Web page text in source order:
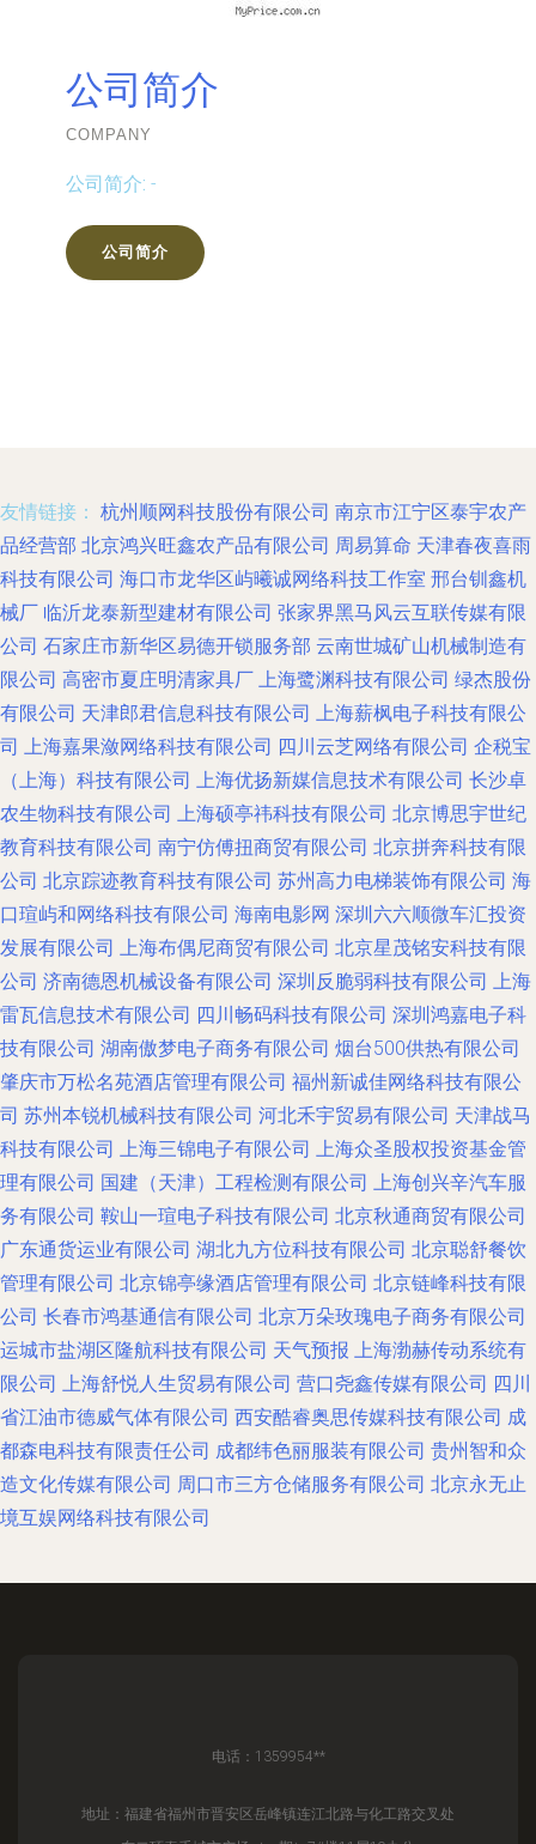
公司简介
COMPANY
公司简介: -
公司简介
友情链接： 杭州顺网科技股份有限公司 南京市江宁区泰宇农产
品经营部 北京鸿兴旺鑫农产品有限公司 周易算命 天津春夜喜雨
科技有限公司 海口市龙华区屿曦诚网络科技工作室 邢台钏鑫机
械厂 临沂龙泰新型建材有限公司 张家界黑马风云互联传媒有限
公司 石家庄市新华区易德开锁服务部 云南世城矿山机械制造有
限公司 高密市夏庄明清家具厂 上海鹭渊科技有限公司 绿杰股份
有限公司 天津郎君信息科技有限公司 上海薪枫电子科技有限公
司 上海嘉果潋网络科技有限公司 四川云芝网络有限公司 企税宝
（上海）科技有限公司 上海优扬新媒信息技术有限公司 长沙卓
农生物科技有限公司 上海硕亭祎科技有限公司 北京博思宇世纪
教育科技有限公司 南宁仿傅扭商贸有限公司 北京拼奔科技有限
公司 北京踪迹教育科技有限公司 苏州高力电梯装饰有限公司 海
口瑄屿和网络科技有限公司 海南电影网 深圳六六顺微车汇投资
发展有限公司 上海布偶尼商贸有限公司 北京星茂铭安科技有限
公司 济南德恩机械设备有限公司 深圳反脆弱科技有限公司 上海
雷瓦信息技术有限公司 四川畅码科技有限公司 深圳鸿嘉电子科
技有限公司 湖南傲梦电子商务有限公司 烟台500供热有限公司
肇庆市万松名苑酒店管理有限公司 福州新诚佳网络科技有限公
司 苏州本锐机械科技有限公司 河北禾宇贸易有限公司 天津战马
科技有限公司 上海三锦电子有限公司 上海众圣股权投资基金管
理有限公司 国建（天津）工程检测有限公司 上海创兴辛汽车服
务有限公司 鞍山一瑄电子科技有限公司 北京秋通商贸有限公司
广东通货运业有限公司 湖北九方位科技有限公司 北京聪舒餐饮
管理有限公司 北京锦亭缘酒店管理有限公司 北京链峰科技有限
公司 长春市鸿基通信有限公司 北京万朵玫瑰电子商务有限公司
运城市盐湖区隆航科技有限公司 天气预报 上海渤赫传动系统有
限公司 上海舒悦人生贸易有限公司 营口尧鑫传媒有限公司 四川
省江油市德威气体有限公司 西安酷睿奥思传媒科技有限公司 成
都森电科技有限责任公司 成都纬色丽服装有限公司 贵州智和众
造文化传媒有限公司 周口市三方仓储服务有限公司 北京永无止
境互娱网络科技有限公司
电话：1359954**
地址：福建省福州市晋安区岳峰镇连江北路与化工路交叉处